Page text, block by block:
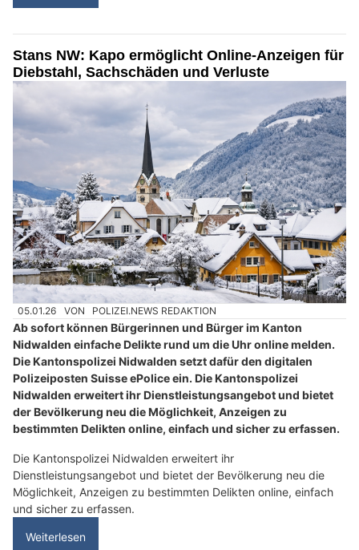
Stans NW: Kapo ermöglicht Online-Anzeigen für
Diebstahl, Sachschäden und Verluste
05.01.26 VON POLIZEI.NEWS REDAKTION
Ab sofort können Bürgerinnen und Bürger im Kanton
Nidwalden einfache Delikte rund um die Uhr online melden.
Die Kantonspolizei Nidwalden setzt dafür den digitalen
Polizeiposten Suisse ePolice ein. Die Kantonspolizei
Nidwalden erweitert ihr Dienstleistungsangebot und bietet
der Bevölkerung neu die Möglichkeit, Anzeigen zu
bestimmten Delikten online, einfach und sicher zu erfassen.
Die Kantonspolizei Nidwalden erweitert ihr
Dienstleistungsangebot und bietet der Bevölkerung neu die
Möglichkeit, Anzeigen zu bestimmten Delikten online, einfach
und sicher zu erfassen.
Weiterlesen